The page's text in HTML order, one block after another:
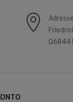
06844